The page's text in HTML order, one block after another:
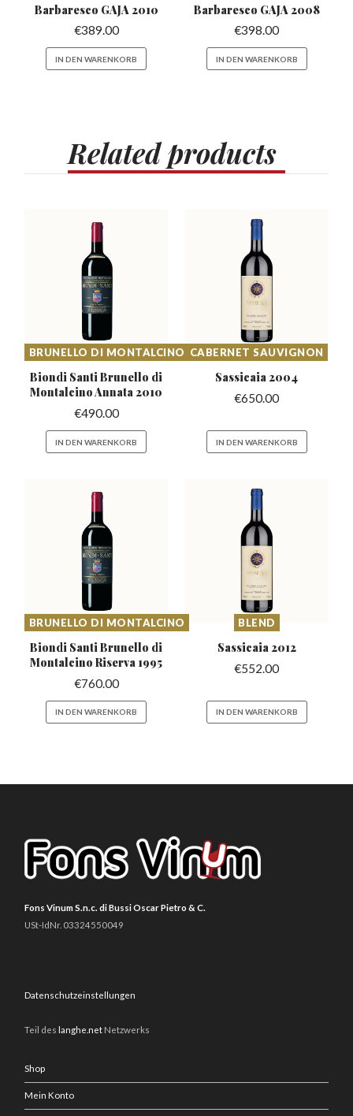
Barbaresco GAJA 2010
€389.00
IN DEN WARENKORB
Barbaresco GAJA 2008
€398.00
IN DEN WARENKORB
Relatedproducts
BRUNELLO DI MONTALCINO
Biondi Santi Brunello di
Montalcino Annata 2010
€490.00
IN DEN WARENKORB
CABERNET SAUVIGNON
Sassicaia 2004
€650.00
IN DEN WARENKORB
BRUNELLO DI MONTALCINO
Biondi Santi Brunello di
Montalcino Riserva 1995
€760.00
IN DEN WARENKORB
BLEND
Sassicaia 2012
€552.00
IN DEN WARENKORB
Fons Vinum S.n.c. di Bussi Oscar Pietro & C.
USt-IdNr. 03324550049
Datenschutzeinstellungen
Teil deslanghe.net Netzwerks
Shop
Mein Konto